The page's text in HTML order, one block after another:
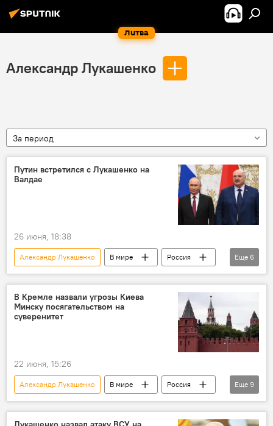
Литва
Александр Лукашенко
За период
Путин встретился с Лукашенко на
Валдае
26 июня, 18:38
Александр Лукашенко В мире
Россия
Белоруссия
Владимир Путин
встреча
двусторонние отношения
Политика
переговоры
Еще 6
В Кремле назвали угрозы Киева
Минску посягательством на
суверенитет
22 июня, 15:26
Александр Лукашенко В мире
Россия
Дмитрий Песков
Украина
Белоруссия
дрон
беспилотник
Еще 9